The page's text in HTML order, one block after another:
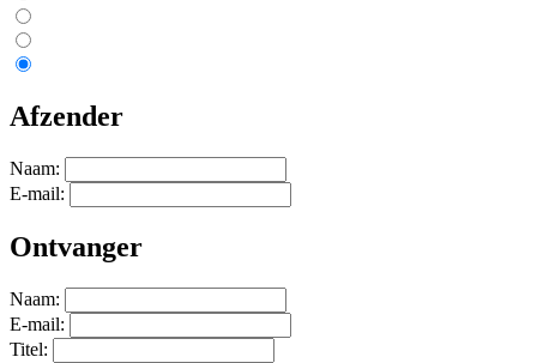
Afzender
Naam:
E-mail:
Ontvanger
Naam:
E-mail:
Titel: